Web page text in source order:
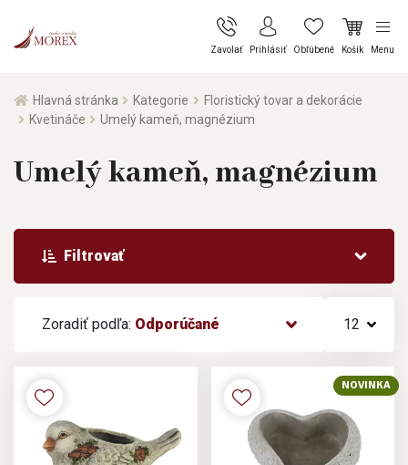
Zavolať Prihlásiť Obľúbené Košík Menu
Hlavná stránka Kategorie
Floristický tovar a dekorácie
Kvetináče
Umelý kameň, magnézium
Umelý kameň, magnézium
Zoradiť podľa: Odporúčané 12
Filtrovať
NOVINKA